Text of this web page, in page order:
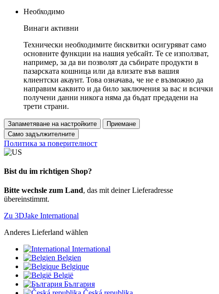
Необходимо
Винаги активни
Технически необходимите бисквитки осигуряват само
основните функции на нашия уебсайт. Те се използват,
например, за да ви позволят да събирате продукти в
пазарската кошница или да влизате във вашия
клиентски акаунт. Това означава, че не е възможно да
направим каквито и да било заключения за вас и всички
получени данни никога няма да бъдат предадени на
трети страни.
Запаметяване на настройките
Приемане
Само задължителните
Политика за поверителност
Bist du im richtigen Shop?
Bitte wechsle zum Land, das mit deiner Lieferadresse
übereinstimmt.
Zu 3DJake International
Anderes Lieferland wählen
International
Belgien
Belgique
België
България